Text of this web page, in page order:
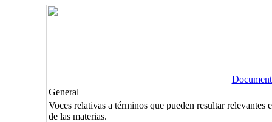
General
Voces relativas a términos que pueden resultar relevantes
de las materias.